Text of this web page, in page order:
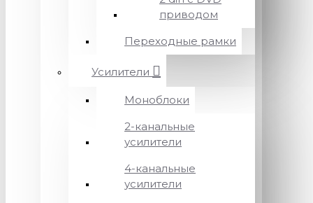
приводом
Переходные рамки
Усилители
Моноблоки
2-канальные
усилители
4-канальные
усилители